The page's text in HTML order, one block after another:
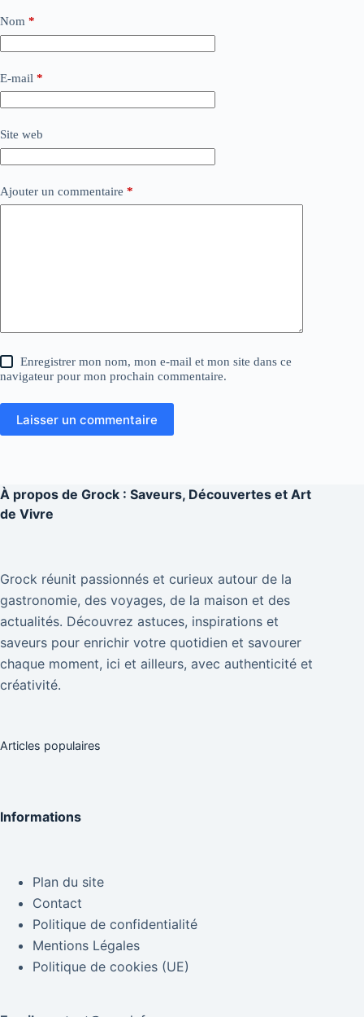
Nom *
E-mail *
Site web
Ajouter un commentaire *
Enregistrer mon nom, mon e-mail et mon site dans ce
navigateur pour mon prochain commentaire.
Laisser un commentaire
À propos de Grock : Saveurs, Découvertes et Art
de Vivre
Grock réunit passionnés et curieux autour de la
gastronomie, des voyages, de la maison et des
actualités. Découvrez astuces, inspirations et
saveurs pour enrichir votre quotidien et savourer
chaque moment, ici et ailleurs, avec authenticité et
créativité.
Articles populaires
Informations
Plan du site
Contact
Politique de confidentialité
Mentions Légales
Politique de cookies (UE)